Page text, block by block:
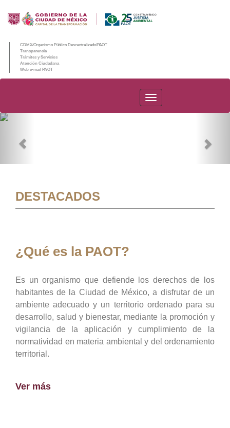
CDMX/Organismo Público Descentralizado/PAOT
Transparencia
Trámites y Servicios
Atención Ciudadana
Web e-mail PAOT
PAOT
DESTACADOS
¿Qué es la PAOT?
Es un organismo que defiende los derechos de los
habitantes de la Ciudad de México, a disfrutar de un
ambiente adecuado y un territorio ordenado para su
desarrollo, salud y bienestar, mediante la promoción y
vigilancia de la aplicación y cumplimiento de la
normatividad en materia ambiental y del ordenamiento
territorial.
Ver más